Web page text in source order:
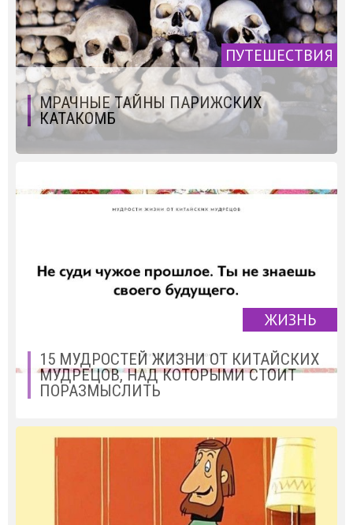
ПУТЕШЕСТВИЯ
МРАЧНЫЕ ТАЙНЫ ПАРИЖСКИХ
КАТАКОМБ
ЖИЗНЬ
15 МУДРОСТЕЙ ЖИЗНИ ОТ КИТАЙСКИХ
МУДРЕЦОВ, НАД КОТОРЫМИ СТОИТ
ПОРАЗМЫСЛИТЬ